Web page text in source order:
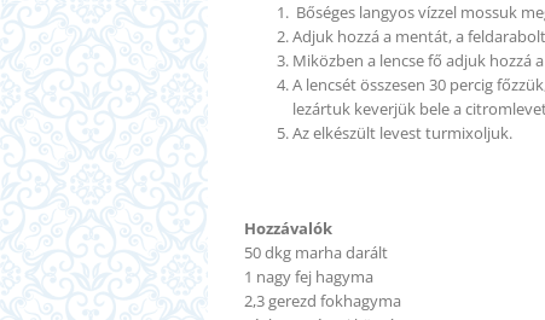
Bőséges langyos vízzel mossuk
Adjukhozzá a mentát, a
Miközben a lencse fő adjukhozzá
A lencsét összesen 30 percig
lezártuk keverjük bele a
Az elkészült levest turmixoljuk.
Hozzávalók
50 dkg marha darált
1 nagy fej hagyma
2,3 gerezd fokhagyma